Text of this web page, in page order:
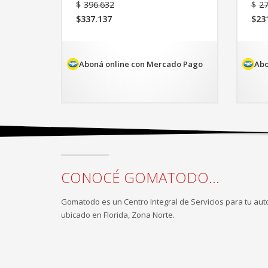
$ 396.632
$337.137
es:
$337.137.
Aboná online con Mercado Pago
$
$
es:
CONOCÉ GOMATODO...
Gomatodo es un Centro Integral de Servicios para tu
ubicado en Florida, Zona Norte.